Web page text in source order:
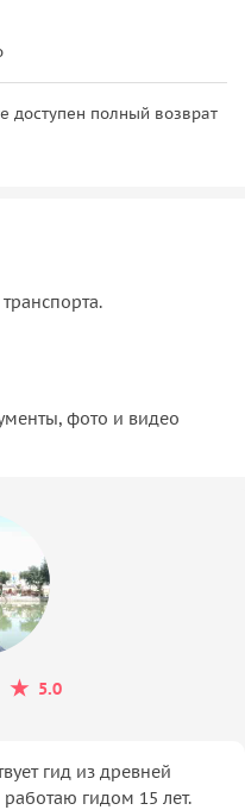
доступен полный возврат
фото и видео
5.0
гид из древней
гидом 15 лет.